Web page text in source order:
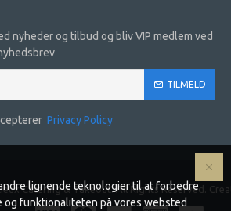
nyheder og tilbud og bliv VIP medlem ved
TILMELD
Privacy Policy
Catering & Takeout. All Rights Reserved.
lignende teknologier til at forbedre
funktionaliteten på vores websted